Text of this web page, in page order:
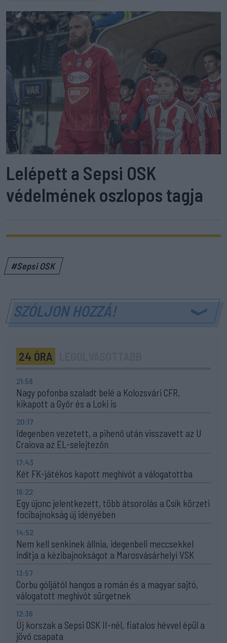
Lelépett a Sepsi OSK
védelmének oszlopos tagja
#Sepsi OSK
SZÓLJON HOZZÁ!
24 ÓRA
21:58
Nagy pofonba szaladt belé a Kolozsvári CFR,
kikapott a Győr és a Loki is
20:17
Idegenben vezetett, a pihenő után visszavett az U
Craiova az EL-selejtezőn
17:43
Két FK-játékos kapott meghívót a válogatottba
16:22
Egy újonc jelentkezett, több átsorolás a Csík körzeti
focibajnokság új idényében
14:52
Nem kell senkinek állnia, idegenbeli meccsekkel
indítja a kézibajnokságot a Marosvásárhelyi VSK
13:57
Corbu góljától hangos a román és a magyar sajtó,
válogatott meghívót sürgetnek
12:36
Új korszak a Sepsi OSK II-nél, fiatalos hévvel épül a
jövő csapata